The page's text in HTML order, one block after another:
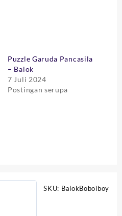
Puzzle Garuda Pancasila
– Balok
7 Juli 2024
Postingan serupa
SKU: BalokBoboiboy